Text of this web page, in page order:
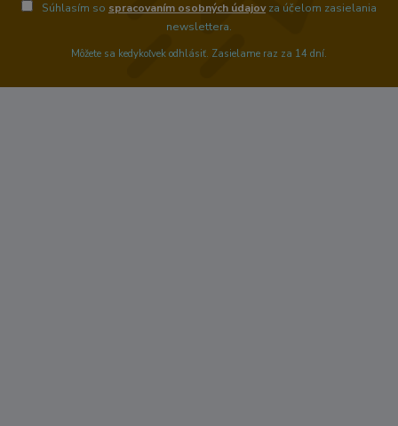
Súhlasím so spracovaním osobných údajovza účelom zasielania
newslettera.
Môžete sa kedykoľvek odhlásiť. Zasielame raz za 14 dní.